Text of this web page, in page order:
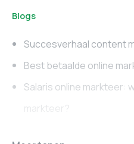
Blogs
Succesverhaal content
Best betaalde online
Salaris online markteer:
markteer?